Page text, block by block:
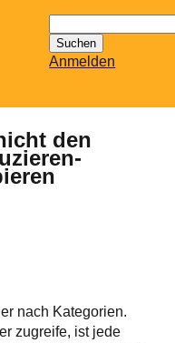
nach:
Anmelden
den
nach Kategorien.
zugreife, ist jede